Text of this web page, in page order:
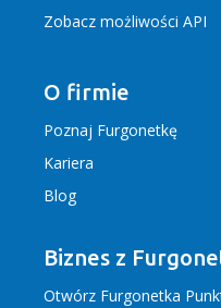
Zobacz możliwości API
O firmie
Poznaj Furgonetkę
Kariera
Blog
Biznes z
Otwórz Furgonetka